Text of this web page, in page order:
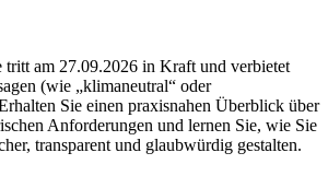
am 27.09.2026 in Kraft und verbietet
(wie „klimaneutral“ oder
Sie einen praxisnahen Überblick über
Anforderungen und lernen Sie, wie Sie
transparent und glaubwürdig gestalten.